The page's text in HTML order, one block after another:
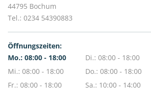
44795 Bochum
Tel.: 0234 54390883
Öffnungszeiten:
Mo.: 08:00 - 18:00
Di.: 08:00 - 18:00
Mi.: 08:00 - 18:00
Do.: 08:00 - 18:00
Fr.: 08:00 - 18:00
Sa.: 10:00 - 14:00